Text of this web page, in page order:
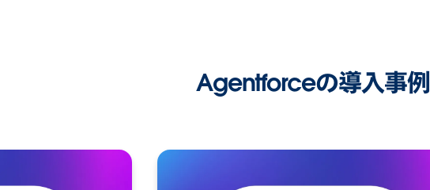
Agentforceの導入事例